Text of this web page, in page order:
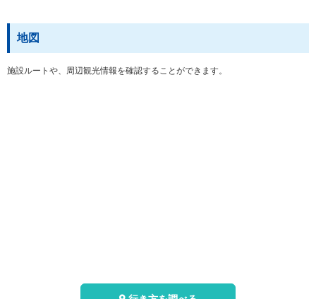
地図
施設ルートや、周辺観光情報を確認することができます。